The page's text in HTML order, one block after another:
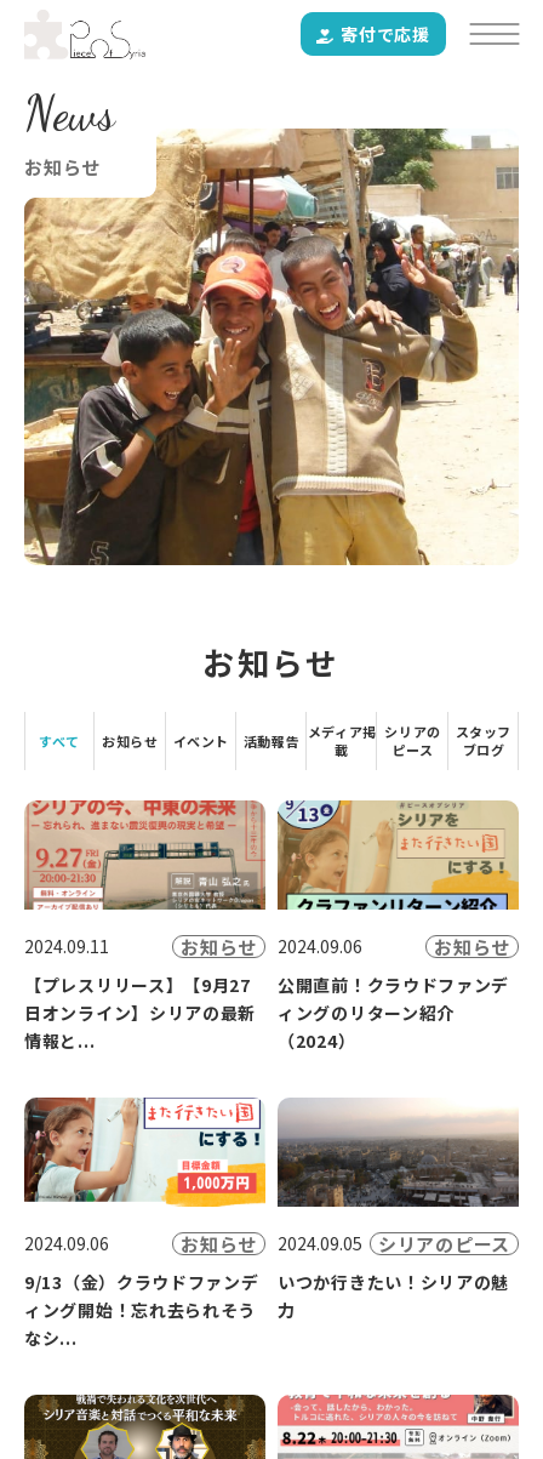
寄付で応援
News
お知らせ
お知らせ
すべて お知らせ イベント 活動報告
メディア掲
載
シリアの
ピース
スタッフ
ブログ
2024.09.11 お知らせ
【プレスリリース】【9月27
日オンライン】シリアの最新
情報と...
2024.09.06 お知らせ
公開直前！クラウドファンデ
ィングのリターン紹介
（2024）
2024.09.06 お知らせ
9/13（金）クラウドファンデ
ィング開始！忘れ去られそう
なシ...
2024.09.05 シリアのピース
いつか行きたい！シリアの魅
力